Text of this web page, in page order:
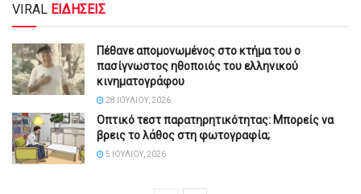
VIRAL ΕΙΔΗΣΕΙΣ
Πέθανε απομονωμένος στο κτήμα του ο
πασίγνωστος ηθοποιός του ελληνικού
κινηματογράφου
28 ΙΟΥΛΊΟΥ, 2026
Οπτικό τεστ παρατηρητικότητας: Μπορείς να
βρεις το λάθος στη φωτογραφία;
5 ΙΟΥΛΊΟΥ, 2026